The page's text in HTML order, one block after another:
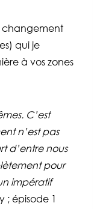
changement
qui je
à vos zones
C’est
n’est pas
d’entre nous
pour
impératif
; épisode 1